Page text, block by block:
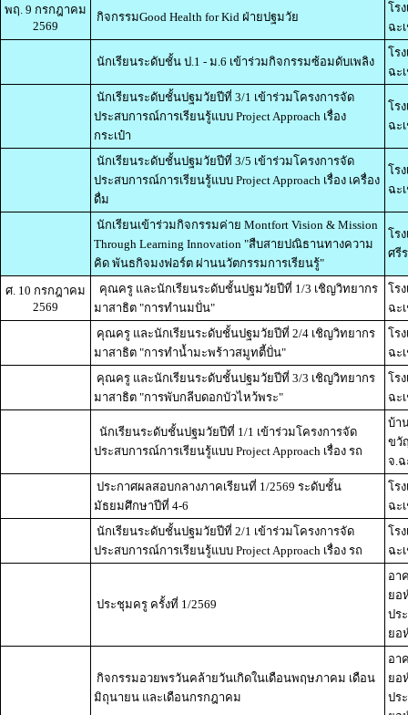
พฤ. 9 กรกฎาคม
2569
กิจกรรมGood Health for Kid ฝ่ายปฐมวัย
โร
ฉะ
นักเรียนระดับชั้น ป.1 - ม.6 เข้าร่วมกิจกรรมซ้อมดับเพลิง
โร
ฉะ
นักเรียนระดับชั้นปฐมวัยปีที่ 3/1 เข้าร่วมโครงการจัด
ประสบการณ์การเรียนรู้แบบ Project Approach เรื่อง
กระเป๋า
โร
ฉะ
นักเรียนระดับชั้นปฐมวัยปีที่ 3/5 เข้าร่วมโครงการจัด
ประสบการณ์การเรียนรู้แบบ Project Approach เรื่อง เครื่อง
ดื่ม
โร
ฉะ
นักเรียนเข้าร่วมกิจกรรมค่าย Montfort Vision & Mission
Through Learning Innovation "สืบสายปณิธานทางความ
คิด พันธกิจมงฟอร์ต ผ่านนวัตกรรมการเรียนรู้"
โร
ศรี
ศ. 10 กรกฎาคม
2569
คุณครู และนักเรียนระดับชั้นปฐมวัยปีที่ 1/3 เชิญวิทยากร
มาสาธิต "การทำนมปั่น"
โร
ฉะ
คุณครู และนักเรียนระดับชั้นปฐมวัยปีที่ 2/4 เชิญวิทยากร
มาสาธิต "การทำน้ำมะพร้าวสมูทตี้ปั่น"
โร
ฉะ
คุณครู และนักเรียนระดับชั้นปฐมวัยปีที่ 3/3 เชิญวิทยากร
มาสาธิต "การพับกลีบดอกบัวไหว้พระ"
โร
ฉะ
นักเรียนระดับชั้นปฐมวัยปีที่ 1/1 เข้าร่วมโครงการจัด
ประสบการณ์การเรียนรู้แบบ Project Approach เรื่อง รถ
บ้า
ขวั
จ.ฉ
ประกาศผลสอบกลางภาคเรียนที่ 1/2569 ระดับชั้น
มัธยมศึกษาปีที่ 4-6
โร
ฉะ
นักเรียนระดับชั้นปฐมวัยปีที่ 2/1 เข้าร่วมโครงการจัด
ประสบการณ์การเรียนรู้แบบ Project Approach เรื่อง รถ
โร
ฉะ
ประชุมครู ครั้งที่ 1/2569
อา
ยอ
ปร
ยอ
กิจกรรมอวยพรวันคล้ายวันเกิดในเดือนพฤษภาคม เดือน
มิถุนายน และเดือนกรกฎาคม
อา
ยอ
ปร